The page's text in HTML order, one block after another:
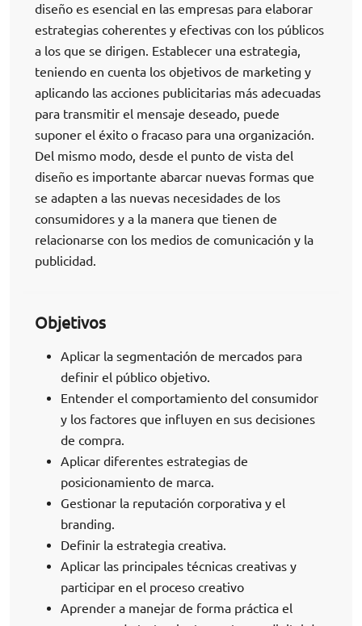
diseño es esencial en las empresas para elaborar
estrategias coherentes y efectivas con los públicos
a los que se dirigen. Establecer una estrategia,
teniendo en cuenta los objetivos de marketing y
aplicando las acciones publicitarias más adecuadas
para transmitir el mensaje deseado, puede
suponer el éxito o fracaso para una organización.
Del mismo modo, desde el punto de vista del
diseño es importante abarcar nuevas formas que
se adapten a las nuevas necesidades de los
consumidores y a la manera que tienen de
relacionarse con los medios de comunicación y la
publicidad.
Objetivos
Aplicar la segmentación de mercados para
definir el público objetivo.
Entender el comportamiento del consumidor
y los factores que influyen en sus decisiones
de compra.
Aplicar diferentes estrategias de
posicionamiento de marca.
Gestionar la reputación corporativa y el
branding.
Definir la estrategia creativa.
Aplicar las principales técnicas creativas y
participar en el proceso creativo
Aprender a manejar de forma práctica el